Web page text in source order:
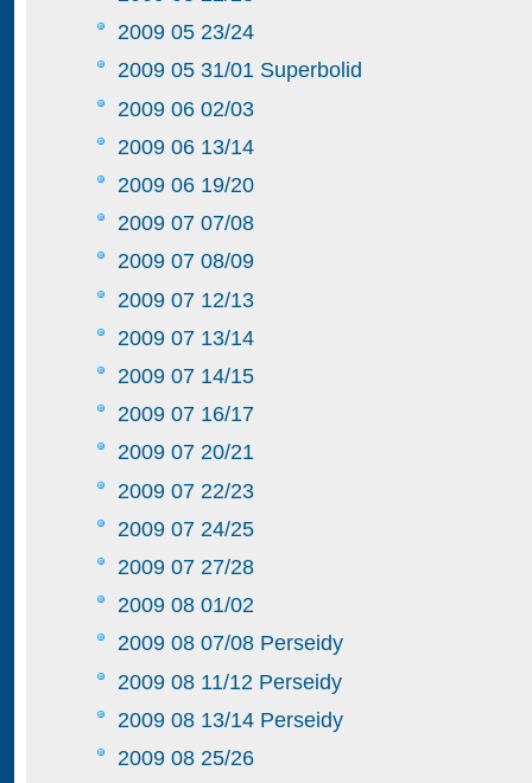
2009 05 23/24
2009 05 31/01 Superbolid
2009 06 02/03
2009 06 13/14
2009 06 19/20
2009 07 07/08
2009 07 08/09
2009 07 12/13
2009 07 13/14
2009 07 14/15
2009 07 16/17
2009 07 20/21
2009 07 22/23
2009 07 24/25
2009 07 27/28
2009 08 01/02
2009 08 07/08 Perseidy
2009 08 11/12 Perseidy
2009 08 13/14 Perseidy
2009 08 25/26